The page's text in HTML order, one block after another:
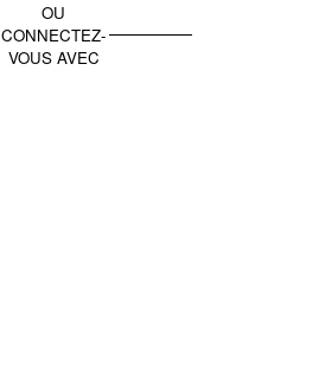
OU
CONNECTEZ-
VOUS AVEC